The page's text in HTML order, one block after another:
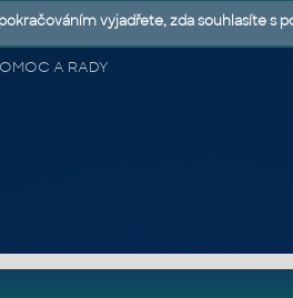
A RADY
vyjadřete, zda souhlasíte s